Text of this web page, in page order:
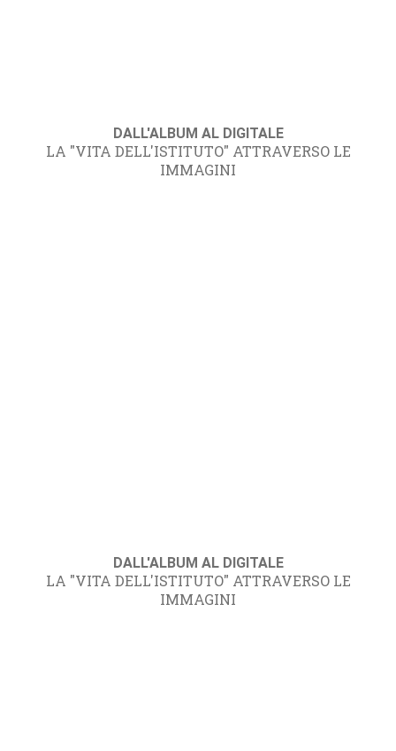
DALL'ALBUM AL DIGITALE
LA "VITA DELL'ISTITUTO" ATTRAVERSO LE
IMMAGINI
DALL'ALBUM AL DIGITALE
LA "VITA DELL'ISTITUTO" ATTRAVERSO LE
IMMAGINI